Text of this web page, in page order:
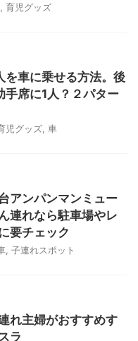
育児グッズ
を車に乗せる方法。後
手席に1人？２パター
児グッズ 車
アンパンマンミュー
連れなら駐車場やレ
要チェック
子連れスポット
れ主婦がおすすめす
ラ